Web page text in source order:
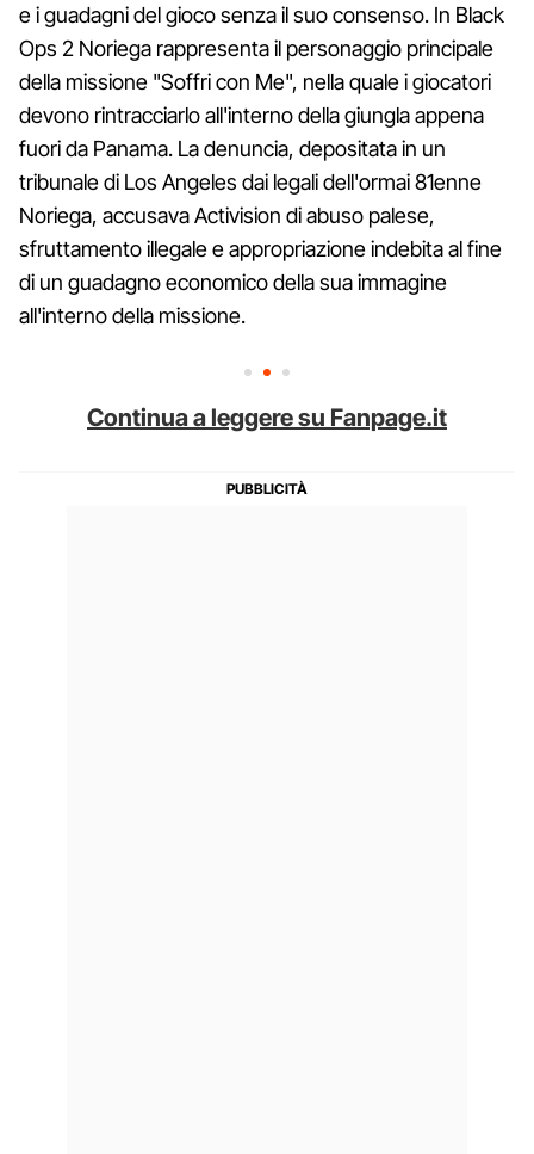
e i guadagni del gioco senza il suo consenso. In Black
Ops 2 Noriega rappresenta il personaggio principale
della missione "Soffri con Me", nella quale i giocatori
devono rintracciarlo all'interno della giungla appena
fuori da Panama. La denuncia, depositata in un
tribunale di Los Angeles dai legali dell'ormai 81enne
Noriega, accusava Activision di abuso palese,
sfruttamento illegale e appropriazione indebita al fine
di un guadagno economico della sua immagine
all'interno della missione.
Continua a leggere su Fanpage.it